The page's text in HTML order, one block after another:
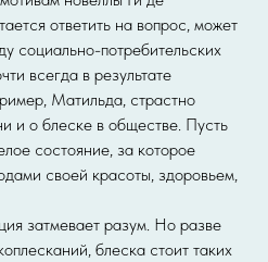
ответить на вопрос, может
социально-потребительских
всегда в результате
Матильда, страстно
и о блеске в обществе. Пусть
состояние, за которое
своей красоты, здоровьем,
затмевает разум. Но разве
блеска стоит таких